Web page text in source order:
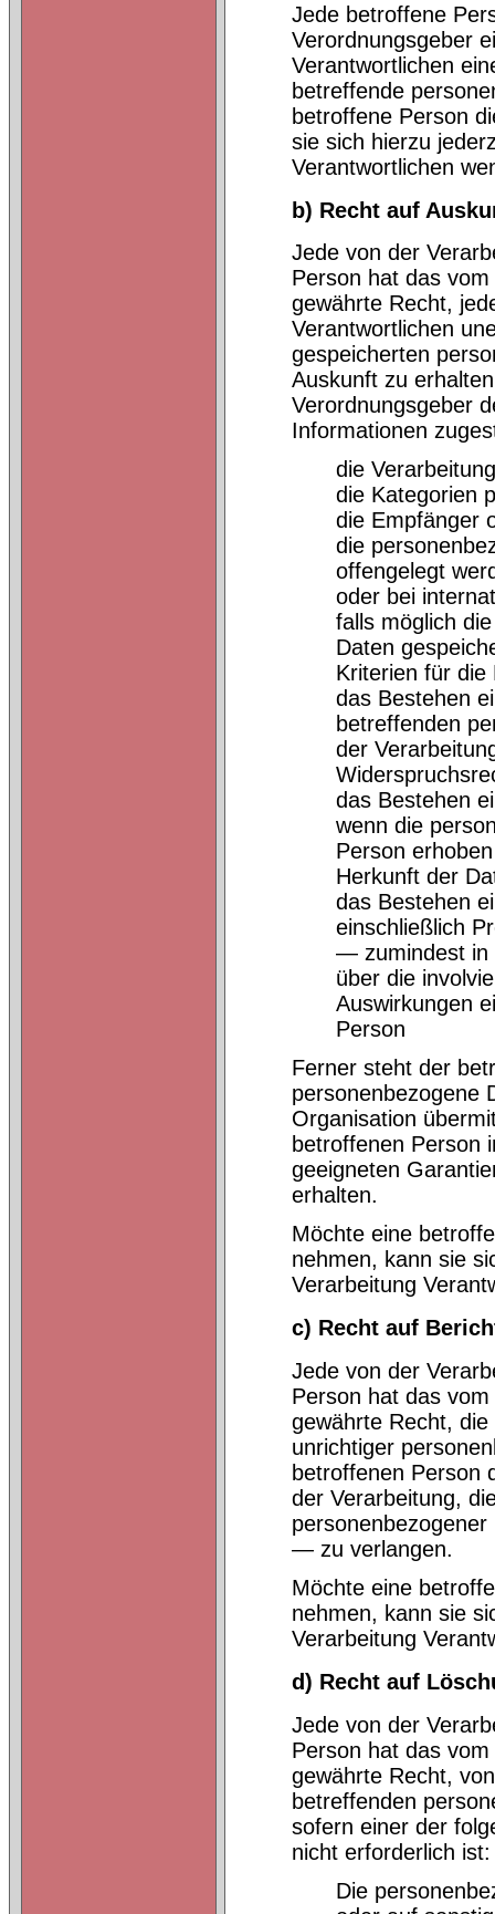
Jede betroffene
Verordnungsgeber
Verantwortlichen
betreffende
betroffene Person
sie sich hierzu
Verantwortlichen
b) Recht auf
Jede von der
Person hat das
gewährte Recht,
Verantwortlichen
gespeicherten
Auskunft zu
Verordnungsgeber
Informationen
die
die Kategorien
die Empfänger
die
offengelegt
oder bei
falls möglich
Daten
Kriterien für die
das Bestehen
betreffenden
der
das Bestehen
wenn die
Person
Herkunft der
das Bestehen
einschließlich
— zumindest in
über die
Auswirkungen
Person
Ferner steht der
personenbezogene
Organisation
betroffenen Person
geeigneten
erhalten.
Möchte eine
nehmen, kann sie
Verarbeitung
c) Recht auf
Jede von der
Person hat das
gewährte Recht,
unrichtiger
betroffenen Person
der Verarbeitung,
— zu verlangen.
Möchte eine
nehmen, kann sie
Verarbeitung
d) Recht auf
Jede von der
Person hat das
gewährte Recht,
betreffenden
sofern einer der
nicht erforderlich ist:
Die